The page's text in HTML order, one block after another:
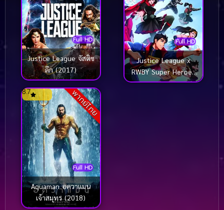
Full HD
Justice League จัสติซ
ลีก (2017)
Full HD
Justice League x
RWBY Super Heroes
& Huntsmen Part
พากย์ไทย
Full HD
8.7
Aquaman อควาแมน
เจ้าสมุทร (2018)